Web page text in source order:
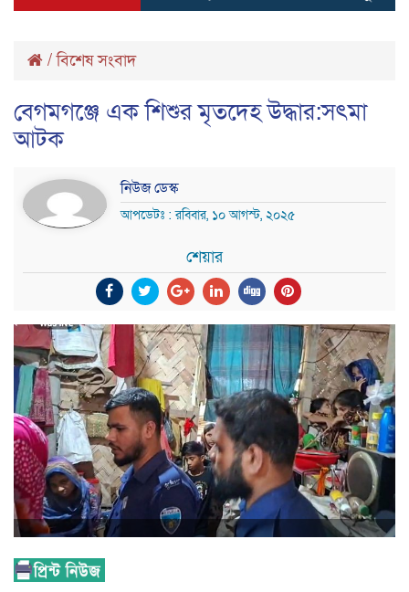
/বিশেষ সংবাদ
বেগমগঞ্জে এক শিশুর মৃতদেহ উদ্ধার:সৎমা
আটক
নিউজ ডেস্ক
আপডেটঃ : রবিবার, ১০ আগস্ট, ২০২৫
শেয়ার